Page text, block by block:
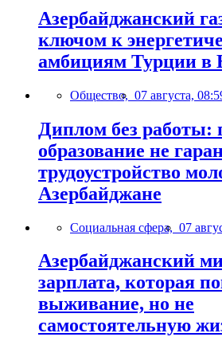
Азербайджанский
ключом к
амбициям Турции в
Общество, 07 августа,
Диплом без работы:
образование не
трудоустройство
Азербайджане
Социальная сфера, 07
Азербайджанский
зарплата, которая
выживание, но не
самостоятельную